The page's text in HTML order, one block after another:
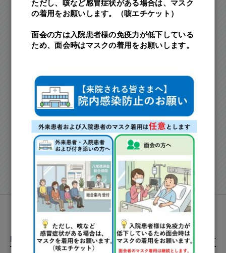
ただし、咳など感冒症状がある場合は、マスク
の着用をお願いします。（咳エチケット）
面会の方は入院患者様の免疫力が低下している
ため、面会時はマスクの着用をお願いします。
Information&Topics お知らせ